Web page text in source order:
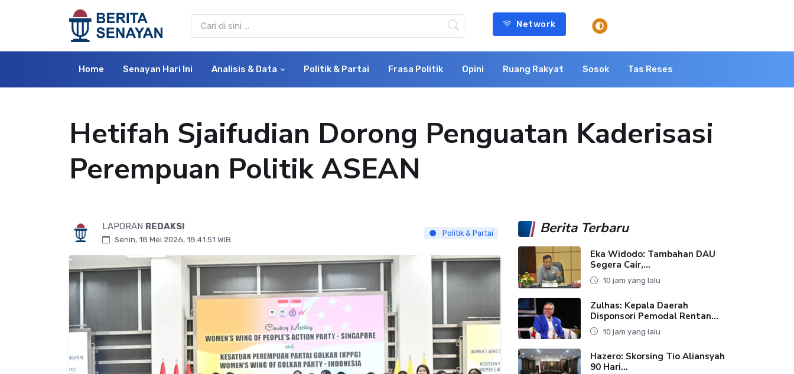
Network
Home Senayan Hari Ini Analisis & Data Politik & Partai Frasa Politik Opini Ruang Rakyat Sosok Tas Reses
Hetifah Sjaifudian Dorong Penguatan Kaderisasi
Perempuan Politik ASEAN
LAPORAN REDAKSI
Senin, 18 Mei 2026, 18:41:51 WIB
Politik & Partai Berita Terbaru
Eka Widodo: Tambahan DAU
Segera Cair,...
10 jam yang lalu
Zulhas: Kepala Daerah
Disponsori Pemodal Rentan...
10 jam yang lalu
Hazero: Skorsing Tio Aliansyah
90 Hari...